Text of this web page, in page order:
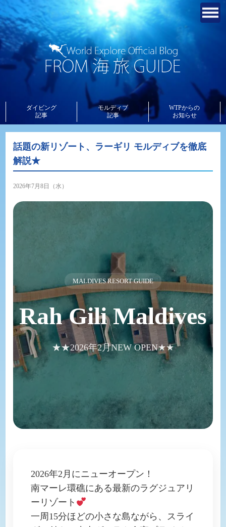
ダイビング
記事
モルディブ
記事
WTPからの
お知らせ
話題の新リゾート、ラーギリ モルディブを徹底
解説★
2026年7月8日（水）
MALDIVES RESORT GUIDE
Rah Gili Maldives
★★2026年2月NEW OPEN★★
2026年2月にニューオープン！
南マーレ環礁にある最新のラグジュアリ
ーリゾート
一周15分ほどの小さな島ながら、スライ